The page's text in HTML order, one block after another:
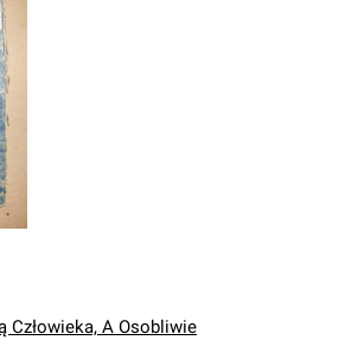
Człowieka, A Osobliwie